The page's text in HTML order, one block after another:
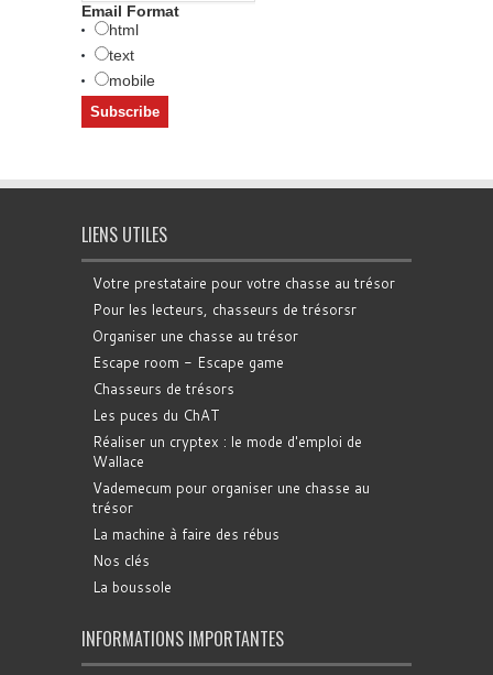
Email Format
html
text
mobile
LIENS UTILES
Votre prestataire pour votre chasse au trésor
Pour les lecteurs, chasseurs de trésorsr
Organiser une chasse au trésor
Escape room - Escape game
Chasseurs de trésors
Les puces du ChAT
Réaliser un cryptex : le mode d'emploi de
Wallace
Vademecum pour organiser une chasse au
trésor
La machine à faire des rébus
Nos clés
La boussole
INFORMATIONS IMPORTANTES